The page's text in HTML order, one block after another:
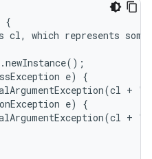
{
cl, which represents some
e) {
+ "
e) {
+ "